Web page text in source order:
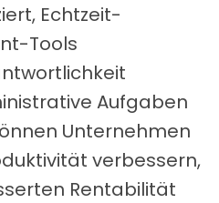
Echtzeit-
Tools
Aufgaben
Unternehmen
verbessern,
Rentabilität